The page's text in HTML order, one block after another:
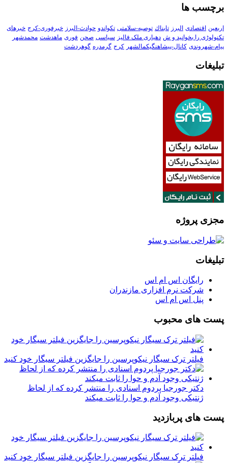
برچسب ها
اربعین اقتصادی البرز تابناك توصیه-سلامتی تکواندو حوادث-البرز خبرفوری-کرج خبرهای
تکنولوڑی را بخوانید و ش دهیاری ملک فالیز سیاسی صحن فوری ماهدشت محمدشهر
پیام-شهروندی کانال-پیشاهنگیکمالشهر کرج گرمدره گوهردشت
تبلیغات
مجزی پروژه
تبلیغات
رایگان اس ام اس
شرکت نرم افزاری مازندران
پنل اس ام اس
پست های محبوب
فیلتر ترک سیگار نیکوپرسین را جایگزین فیلتر سیگار خود کنید
دکتر جورجیا پردوم اسنادی را منتشر کرده که از لحاظ
ژنتیکی وجود آدم و حوا را ثابت میکند
پست های پربازدید
فیلتر ترک سیگار نیکوپرسین را جایگزین فیلتر سیگار خود کنید